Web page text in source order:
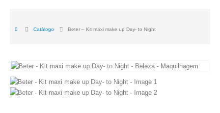
Catálogo Beter – Kit maxi make up Day- to Night